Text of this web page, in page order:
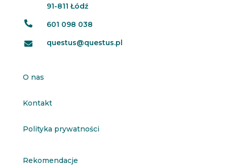
91-811 Łódź
 601 098 038
 questus@questus.pl
O nas
Kontakt
Polityka prywatności
Rekomendacje